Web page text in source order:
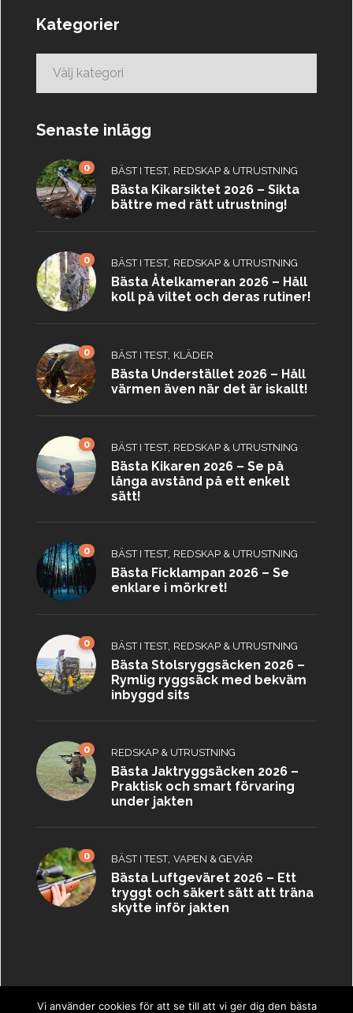
Kategorier
Senaste inlägg
0 BÄST I TEST, REDSKAP & UTRUSTNING
Bästa Kikarsiktet 2026 – Sikta
bättre med rätt utrustning!
0 BÄST I TEST, REDSKAP & UTRUSTNING
Bästa Åtelkameran 2026 – Håll
koll på viltet och deras rutiner!
0 BÄST I TEST, KLÄDER
Bästa Understället 2026 – Håll
värmen även när det är iskallt!
0 BÄST I TEST, REDSKAP & UTRUSTNING
Bästa Kikaren 2026 – Se på
långa avstånd på ett enkelt
sätt!
0 BÄST I TEST, REDSKAP & UTRUSTNING
Bästa Ficklampan 2026 – Se
enklare i mörkret!
0 BÄST I TEST, REDSKAP & UTRUSTNING
Bästa Stolsryggsäcken 2026 –
Rymlig ryggsäck med bekväm
inbyggd sits
0 REDSKAP & UTRUSTNING
Bästa Jaktryggsäcken 2026 –
Praktisk och smart förvaring
under jakten
0 BÄST I TEST, VAPEN & GEVÄR
Bästa Luftgeväret 2026 – Ett
tryggt och säkert sätt att träna
skytte inför jakten
Vi använder cookies för att se till att vi ger dig den bästa